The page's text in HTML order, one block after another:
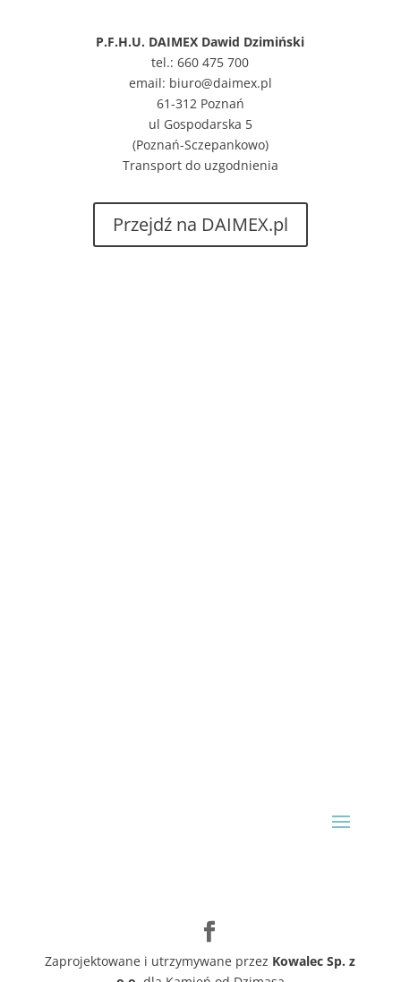
P.F.H.U. DAIMEX Dawid Dzimiński
tel.: 660 475 700
email: biuro@daimex.pl
61-312 Poznań
ul Gospodarska 5
(Poznań-Sczepankowo)
Transport do uzgodnienia
Przejdź na DAIMEX.pl
Zaprojektowane i utrzymywane przez Kowalec Sp. z